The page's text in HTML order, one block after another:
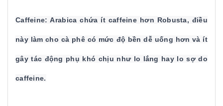
Caffeine: Arabica chứa ít caffeine hơn Robusta, điều
này làm cho cà phê có mức độ bền dễ uống hơn và ít
gây tác động phụ khó chịu như lo lắng hay lo sợ do
caffeine.